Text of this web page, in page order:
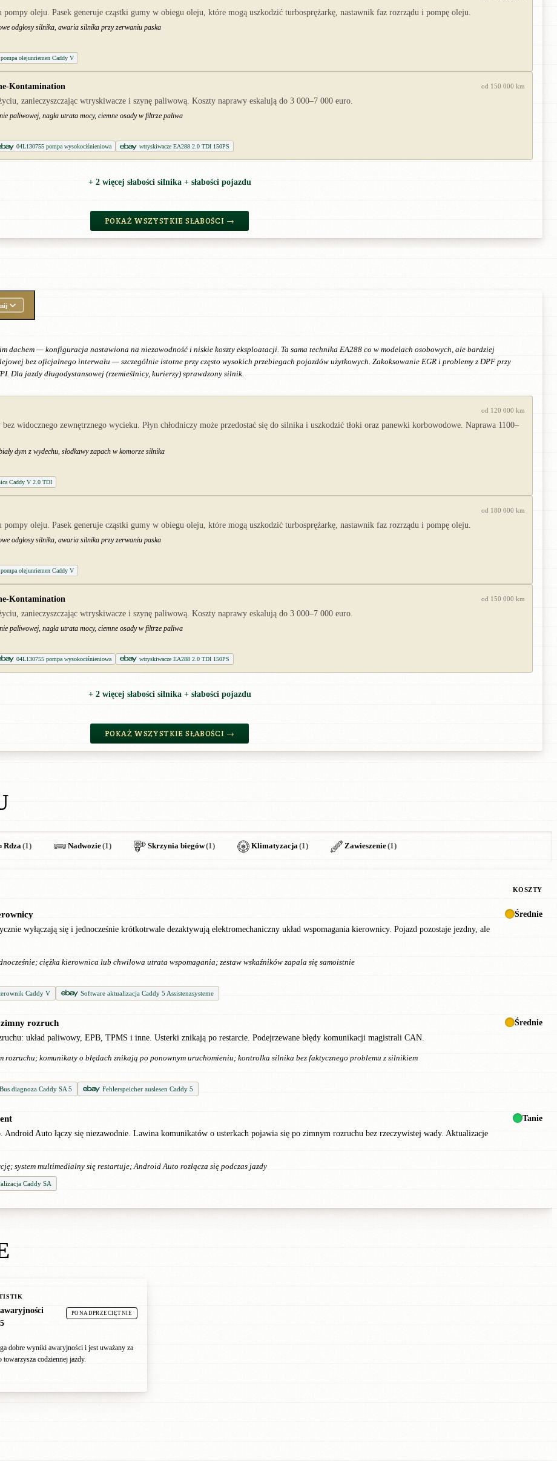
oleju. Pasek generuje cząstki gumy w obiegu oleju, które mogą uszkodzić turbosprężarkę, nastawnik faz rozrządu i pompę oleju.
odgłosy silnika, awaria silnika przy zerwaniu paska
pompa olejunriemen Caddy V
Kontamination od 150 000 km
zanieczyszczając wtryskiwacze i szynę paliwową. Koszty naprawy eskalują do 3 000–7 000 euro.
paliwowej, nagła utrata mocy, ciemne osady w filtrze paliwa
04L130755 pompa wysokociśnieniowa wtryskiwacze EA288 2.0 TDI 150PS
+ 2 więcej słabości silnika + słabości pojazdu
POKAŻ WSZYSTKIE SŁABOŚCI →
dachem — konfiguracja nastawiona na niezawodność i niskie koszty eksploatacji. Ta sama technika EA288 co w modelach osobowych, ale bardziej
bez oficjalnego interwału — szczególnie istotne przy często wysokich przebiegach pojazdów użytkowych. Zakoksowanie EGR i problemy z DPF przy
Dla jazdy długodystansowej (rzemieślnicy, kurierzy) sprawdzony silnik.
od 120 000 km
widocznego zewnętrznego wycieku. Płyn chłodniczy może przedostać się do silnika i uszkodzić tłoki oraz panewki korbowodowe. Naprawa 1100–
dym z wydechu, słodkawy zapach w komorze silnika
Caddy V 2.0 TDI
od 180 000 km
oleju. Pasek generuje cząstki gumy w obiegu oleju, które mogą uszkodzić turbosprężarkę, nastawnik faz rozrządu i pompę oleju.
odgłosy silnika, awaria silnika przy zerwaniu paska
pompa olejunriemen Caddy V
Kontamination od 150 000 km
zanieczyszczając wtryskiwacze i szynę paliwową. Koszty naprawy eskalują do 3 000–7 000 euro.
paliwowej, nagła utrata mocy, ciemne osady w filtrze paliwa
04L130755 pompa wysokociśnieniowa wtryskiwacze EA288 2.0 TDI 150PS
+ 2 więcej słabości silnika + słabości pojazdu
POKAŻ WSZYSTKIE SŁABOŚCI →
Rdza(1) Nadwozie(1) Skrzynia biegów(1) Klimatyzacja(1) Zawieszenie(1)
KOSZTY
wyłączają się i jednocześnie krótkotrwale dezaktywują elektromechaniczny układ wspomagania kierownicy. Pojazd pozostaje jezdny, ale
ciężka kierownica lub chwilowa utrata wspomagania; zestaw wskaźników zapala się samoistnie
Caddy V Software aktualizacja Caddy 5 Assistenzsysteme
Średnie
rozruch
układ paliwowy, EPB, TPMS i inne. Usterki znikają po restarcie. Podejrzewane błędy komunikacji magistrali CAN.
rozruchu; komunikaty o błędach znikają po ponownym uruchomieniu; kontrolka silnika bez faktycznego problemu z silnikiem
diagnoza Caddy SA 5 Fehlerspeicher auslesen Caddy 5
Średnie
Auto łączy się niezawodnie. Lawina komunikatów o usterkach pojawia się po zimnym rozruchu bez rzeczywistej wady. Aktualizacje
system multimedialny się restartuje; Android Auto rozłącza się podczas jazdy
Caddy SA
Tanie
PONADPRZECIĘTNIE
dobre wyniki awaryjności i jest uważany za
towarzysza codziennej jazdy.